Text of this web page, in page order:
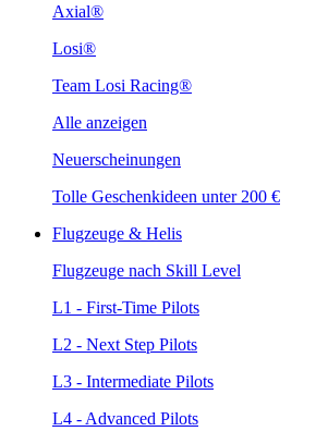
Axial®
Losi®
Team Losi Racing®
Alle anzeigen
Neuerscheinungen
Tolle Geschenkideen unter 200 €
Flugzeuge & Helis
Flugzeuge nach Skill Level
L1 - First-Time Pilots
L2 - Next Step Pilots
L3 - Intermediate Pilots
L4 - Advanced Pilots